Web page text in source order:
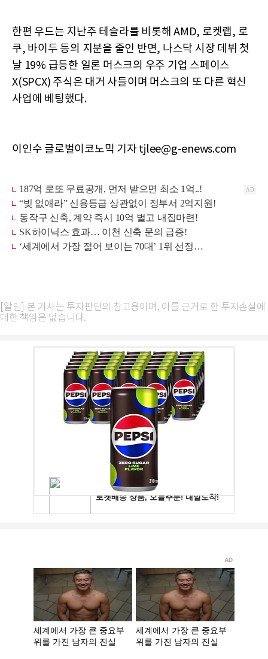
한편 우드는 지난주 테슬라를 비롯해 AMD, 로켓랩, 로
쿠, 바이두 등의 지분을 줄인 반면, 나스닥 시장 데뷔 첫
날 19% 급등한 일론 머스크의 우주 기업 스페이스
X(SPCX) 주식은 대거 사들이며 머스크의 또 다른 혁신
사업에 베팅했다.
이인수 글로벌이코노믹 기자 tjlee@g-enews.com
[알림] 본 기사는 투자판단의 참고용이며, 이를 근거로 한 투자손실에
대한 책임은 없습니다.